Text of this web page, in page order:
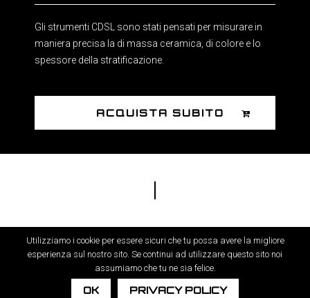
Gli strumenti CDSL sono stati pensati per misurare in
maniera precisa la di massa ceramica, di colore e lo
spessore della stratificazione.
ACQUISTA SUBITO
CDSL - System. Copyright 2025 | P.IVA 04722680750
Supported by Moviweb
Utilizziamo i cookie per essere sicuri che tu possa avere la migliore
esperienza sul nostro sito. Se continui ad utilizzare questo sito noi
assumiamo che tu ne sia felice.
OK PRIVACY POLICY